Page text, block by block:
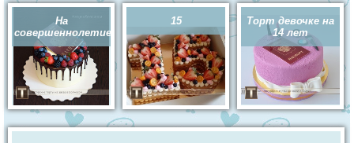
На
совершеннолетие
15
Торт девочке на
14 лет